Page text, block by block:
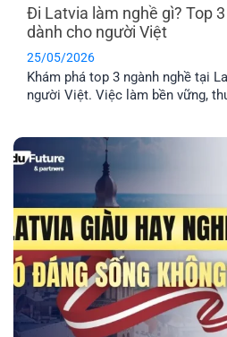
Đi Latvia làm nghề gì? Top
dành cho người Việt
25/05/2026
Khám phá top 3 ngành nghề tại
người Việt. Việc làm bền vững,